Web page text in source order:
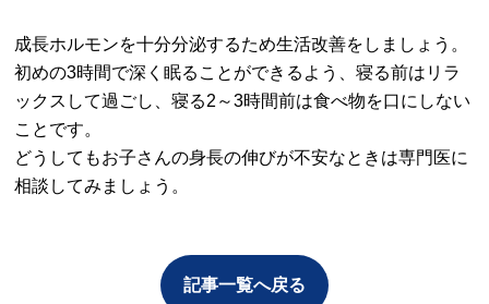
成長ホルモンを十分分泌するため生活改善をしましょう。
初めの3時間で深く眠ることができるよう、寝る前はリラ
ックスして過ごし、寝る2～3時間前は食べ物を口にしない
ことです。
どうしてもお子さんの身長の伸びが不安なときは専門医に
相談してみましょう。
記事一覧へ戻る